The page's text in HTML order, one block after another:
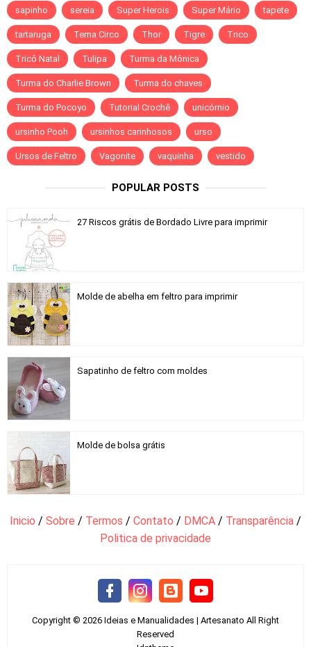
sapinho sereia Super Herois Super Mário tapete
tartaruga Tema Circo Thor Tigre Trico
Tricô Natal Tulipa Turma da Mônica
Turma do Charlie Brown Turma do chaves
Turma do Pocoyo Tutorial Crochê unicórnio
ursinho Pooh ursinhos carinhosos urso
Ursos de Feltro Vagonite vaquinha vestido
POPULAR POSTS
27 Riscos grátis de Bordado Livre para imprimir
Molde de abelha em feltro para imprimir
Sapatinho de feltro com moldes
Molde de bolsa grátis
Inicio / Sobre / Termos / Contato / DMCA / Transparência /
Politica de privacidade
Copyright © 2026 Ideias e Manualidades | Artesanato All Right
Reserved